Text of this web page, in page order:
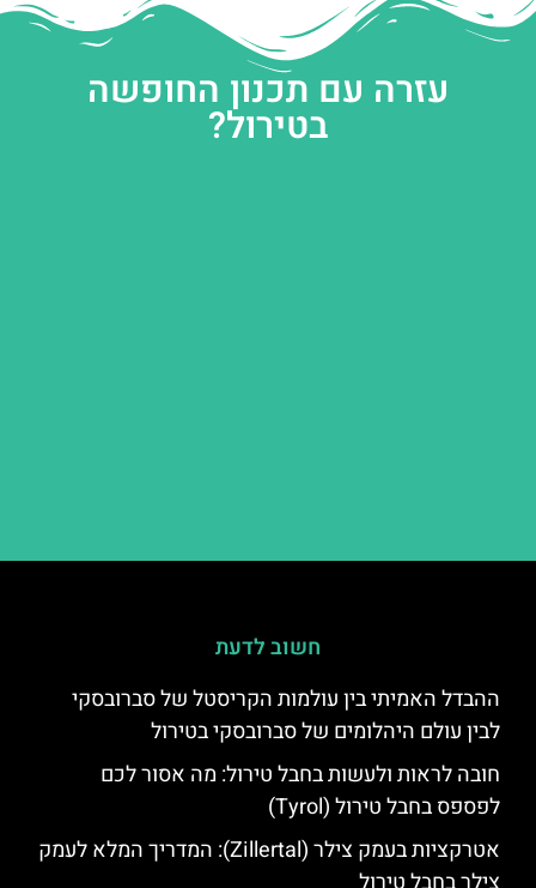
עזרה עם תכנון החופשה
בטירול?
חשוב לדעת
ההבדל האמיתי בין עולמות הקריסטל של סברובסקי
לבין עולם היהלומים של סברובסקי בטירול
חובה לראות ולעשות בחבל טירול: מה אסור לכם
לפספס בחבל טירול (Tyrol)
אטרקציות בעמק צילר (Zillertal): המדריך המלא לעמק